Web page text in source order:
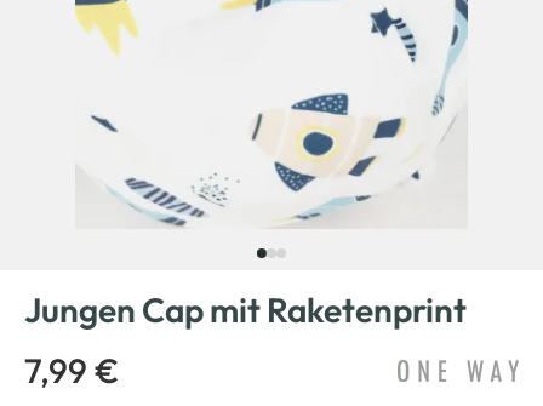
Jungen Cap mit Raketenprint
7,99 €